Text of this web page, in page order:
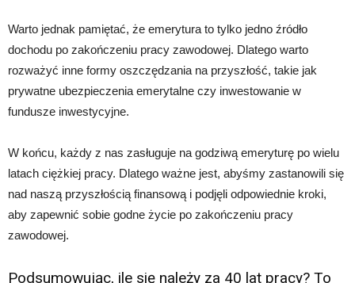
Warto jednak pamiętać, że emerytura to tylko jedno źródło
dochodu po zakończeniu pracy zawodowej. Dlatego warto
rozważyć inne formy oszczędzania na przyszłość, takie jak
prywatne ubezpieczenia emerytalne czy inwestowanie w
fundusze inwestycyjne.
W końcu, każdy z nas zasługuje na godziwą emeryturę po wielu
latach ciężkiej pracy. Dlatego ważne jest, abyśmy zastanowili się
nad naszą przyszłością finansową i podjęli odpowiednie kroki,
aby zapewnić sobie godne życie po zakończeniu pracy
zawodowej.
Podsumowując, ile się należy za 40 lat pracy? To